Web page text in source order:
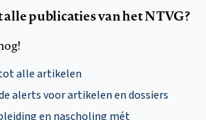
publicaties van het NTVG?
alle artikelen
alerts voor artikelen en dossiers
en nascholing mét